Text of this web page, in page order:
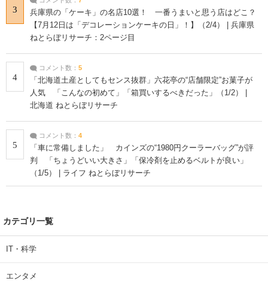
3
兵庫県の「ケーキ」の名店10選！ 一番うまいと思う店はどこ？
【7月12日は「デコレーションケーキの日」！】（2/4） | 兵庫県
ねとらぼリサーチ：2ページ目
4
コメント数： 5
「北海道土産としてもセンス抜群」六花亭の“店舗限定”お菓子が
人気 「こんなの初めて」「箱買いするべきだった」（1/2） |
北海道 ねとらぼリサーチ
5
コメント数： 4
「車に常備しました」 カインズの“1980円クーラーバッグ”が評
判 「ちょうどいい大きさ」「保冷剤を止めるベルトが良い」
（1/5） | ライフ ねとらぼリサーチ
カテゴリ一覧
IT・科学
エンタメ